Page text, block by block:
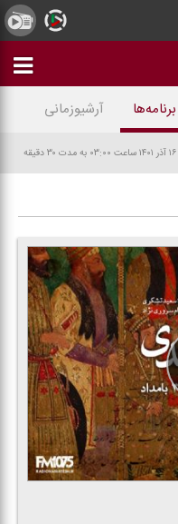
برنامه‌ها
آرشیوزمانی
ساعت ۰۳:۰۰ به مدت ۳۰ دقیقه